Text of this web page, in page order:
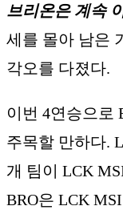
브리온은 계속
세를 몰아 남은
각오를 다졌다.
이번 4연승으로
주목할 만하다.
개 팀이 LCK
BRO은 LCK